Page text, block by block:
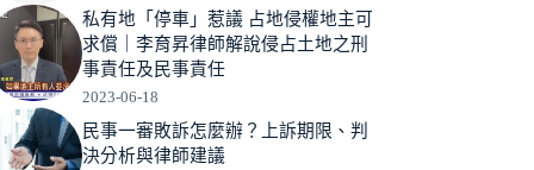
私有地「停車」惹議 占地侵權地主可
求償｜李育昇律師解說侵占土地之刑
事責任及民事責任
2023-06-18
民事一審敗訴怎麼辦？上訴期限、判
決分析與律師建議